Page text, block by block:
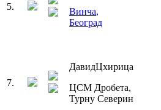
5.
Винча,
Београд
7.
ДавидЦхирица
ЦСМ Дробета,
Турну Северин